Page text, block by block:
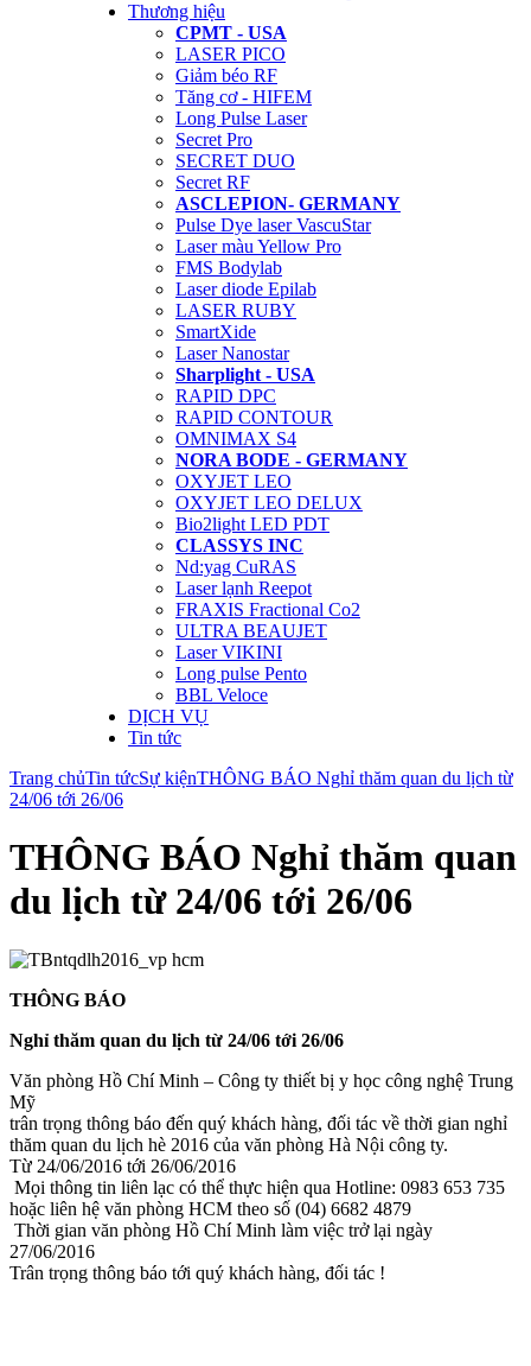
Thương hiệu
CPMT - USA
LASER PICO
Giảm béo RF
Tăng cơ - HIFEM
Long Pulse Laser
Secret Pro
SECRET DUO
Secret RF
ASCLEPION- GERMANY
Pulse Dye laser VascuStar
Laser màu Yellow Pro
FMS Bodylab
Laser diode Epilab
LASER RUBY
SmartXide
Laser Nanostar
Sharplight - USA
RAPID DPC
RAPID CONTOUR
OMNIMAX S4
NORA BODE - GERMANY
OXYJET LEO
OXYJET LEO DELUX
Bio2light LED PDT
CLASSYS INC
Nd:yag CuRAS
Laser lạnh Reepot
FRAXIS Fractional Co2
ULTRA BEAUJET
Laser VIKINI
Long pulse Pento
BBL Veloce
DỊCH VỤ
Tin tức
Trang chủTin tứcSự kiệnTHÔNG BÁO Nghỉ thăm quan du lịch từ
24/06 tới 26/06
THÔNG BÁO Nghỉ thăm quan
du lịch từ 24/06 tới 26/06
THÔNG BÁO
Nghỉ thăm quan du lịch từ 24/06 tới 26/06
Văn phòng Hồ Chí Minh – Công ty thiết bị y học công nghệ Trung
Mỹ
trân trọng thông báo đến quý khách hàng, đối tác về thời gian nghỉ
thăm quan du lịch hè 2016 của văn phòng Hà Nội công ty.
Từ 24/06/2016 tới 26/06/2016
Mọi thông tin liên lạc có thể thực hiện qua Hotline: 0983 653 735
hoặc liên hệ văn phòng HCM theo số (04) 6682 4879
Thời gian văn phòng Hồ Chí Minh làm việc trở lại ngày
27/06/2016
Trân trọng thông báo tới quý khách hàng, đối tác !